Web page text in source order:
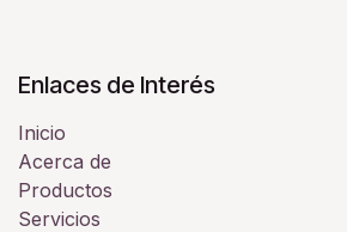
Enlaces de Interés
Inicio
Acerca de
Productos
Servicios